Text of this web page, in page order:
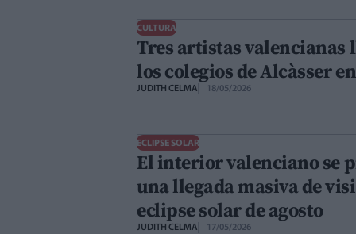
CULTURA
Tres artistas valencianas
los colegios de Alcàsser
JUDITH CELMA 18/05/2026
ECLIPSE SOLAR
El interior valenciano se
una llegada masiva de
eclipse solar de agosto
JUDITH CELMA 17/05/2026